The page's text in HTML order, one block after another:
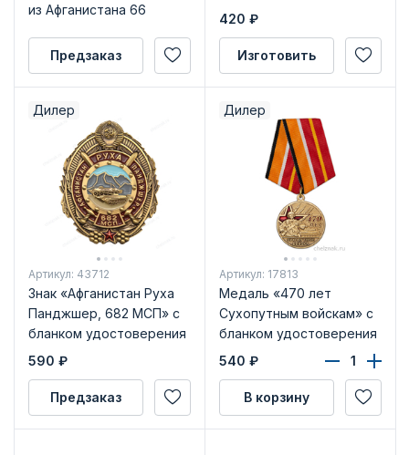
из Афганистана 66
удостоверения
Предзаказ
420 ₽
Изготовить
Дилер
Артикул: 43712
Знак «Афганистан Руха
Панджшер, 682 МСП» с
бланком удостоверения
590 ₽
Предзаказ
Дилер
Артикул: 17813
Медаль «470 лет
Сухопутным войскам» с
бланком удостоверения
540 ₽
В корзину